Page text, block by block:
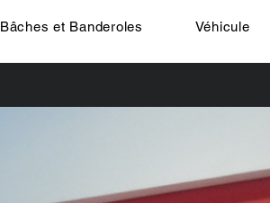
Bâches et Banderoles Véhicule